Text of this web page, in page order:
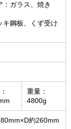
ガラス、焼き
キ鋼板、くず受け
重量：
4800g
約260mm